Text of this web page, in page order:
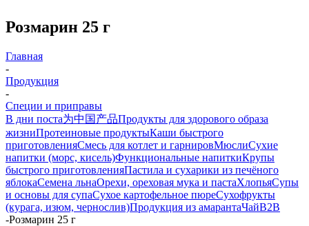
Розмарин 25 г
Главная
-
Продукция
-
Специи и приправы
В дни поста为中国产品Продукты для здорового образа
жизниПротеиновые продуктыКаши быстрого
приготовленияСмесь для котлет и гарнировМюслиСухие
напитки (морс, кисель)Функциональные напиткиКрупы
быстрого приготовленияПастила и сухарики из печёного
яблокаСемена льнаОрехи, ореховая мука и пастаХлопьяСупы
и основы для супаСухое картофельное пюреСухофрукты
(курага, изюм, чернослив)Продукция из амарантаЧайB2B
-Розмарин 25 г